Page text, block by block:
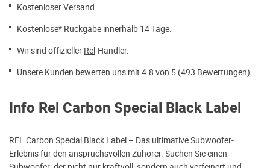
Kostenloser Versand.
Kostenlose* Rückgabe innerhalb 14 Tage.
Wir sind offizieller Rel-Händler.
Unsere Kunden bewerten uns mit 4.8 von 5 (493 Bewertungen).
Info Rel Carbon Special Black Label
REL Carbon Special Black Label – Das ultimative Subwoofer-
Erlebnis für den anspruchsvollen Zuhörer. Suchen Sie einen